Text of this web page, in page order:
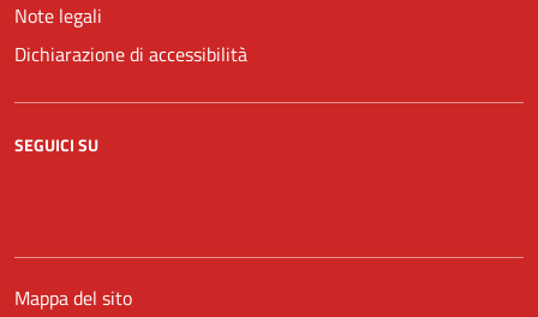
Note legali
Dichiarazione di accessibilità
SEGUICI SU
Mappa del sito